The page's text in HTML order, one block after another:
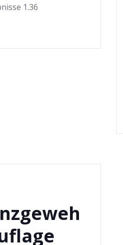
1.36